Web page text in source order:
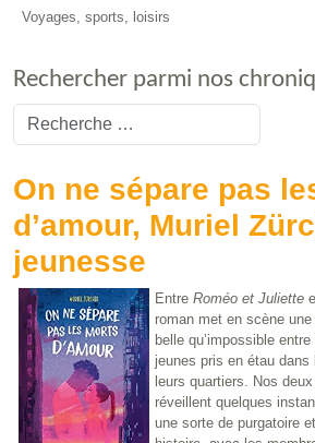
Voyages, sports, loisirs
Rechercher parmi nos
Valider
On ne sépare pas
d’amour, Muriel
jeunesse
Entre Roméo et Juliette
roman met en scène
belle qu’impossible
jeunes pris en étau
leurs quartiers. Nos
réveillent quelques
une sorte de purgatoire